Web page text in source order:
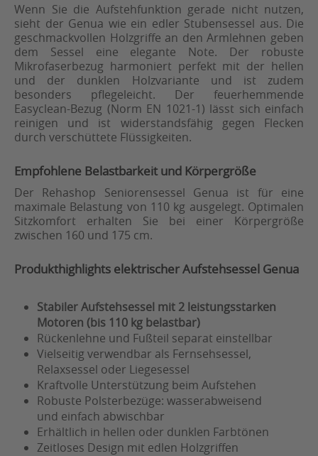
Wenn Sie die Aufstehfunktion gerade nicht nutzen,
sieht der Genua wie ein edler Stubensessel aus. Die
geschmackvollen Holzgriffe an den Armlehnen geben
dem Sessel eine elegante Note. Der robuste
Mikrofaserbezug harmoniert perfekt mit der hellen
und der dunklen Holzvariante und ist zudem
besonders pflegeleicht. Der feuerhemmende
Easyclean-Bezug (Norm EN 1021-1) lässt sich einfach
reinigen und ist widerstandsfähig gegen Flecken
durch verschüttete Flüssigkeiten.
Empfohlene Belastbarkeit und Körpergröße
Der Rehashop Seniorensessel Genua ist für eine
maximale Belastung von 110 kg ausgelegt. Optimalen
Sitzkomfort erhalten Sie bei einer Körpergröße
zwischen 160 und 175 cm.
Produkthighlights elektrischer Aufstehsessel Genua
Stabiler Aufstehsessel mit 2 leistungsstarken
Motoren (bis 110 kg belastbar)
Rückenlehne und Fußteil separat einstellbar
Vielseitig verwendbar als Fernsehsessel,
Relaxsessel oder Liegesessel
Kraftvolle Unterstützung beim Aufstehen
Robuste Polsterbezüge: wasserabweisend
und einfach abwischbar
Erhältlich in hellen oder dunklen Farbtönen
Zeitloses Design mit edlen Holzgriffen